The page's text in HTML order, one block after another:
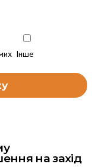
Інше
на захід